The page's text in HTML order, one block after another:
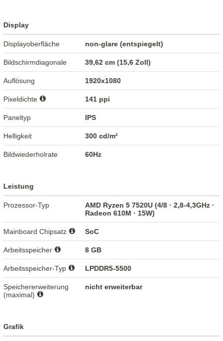
Display
Displayoberfläche non-glare (entspiegelt)
Bildschirmdiagonale 39,62 cm (15,6 Zoll)
Auflösung 1920x1080
Pixeldichte 141 ppi
Paneltyp IPS
Helligkeit 300 cd/m²
Bildwiederholrate 60Hz
Leistung
Prozessor-Typ
AMD Ryzen 5 7520U (4/8 · 2,8-4,3GHz ·
Radeon 610M · 15W)
Mainboard Chipsatz SoC
Arbeitsspeicher 8 GB
Arbeitsspeicher-Typ LPDDR5-5500
Speichererweiterung
(maximal)
nicht erweiterbar
Grafik